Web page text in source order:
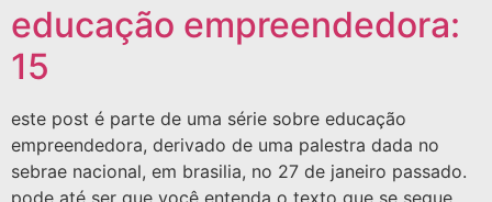
educação empreendedora:
15
este post é parte de uma série sobre educação
empreendedora, derivado de uma palestra dada no
sebrae nacional, em brasilia, no 27 de janeiro passado.